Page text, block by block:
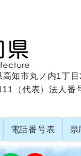
高知市丸ノ内1丁
（代表）法人番
電話番号表 県